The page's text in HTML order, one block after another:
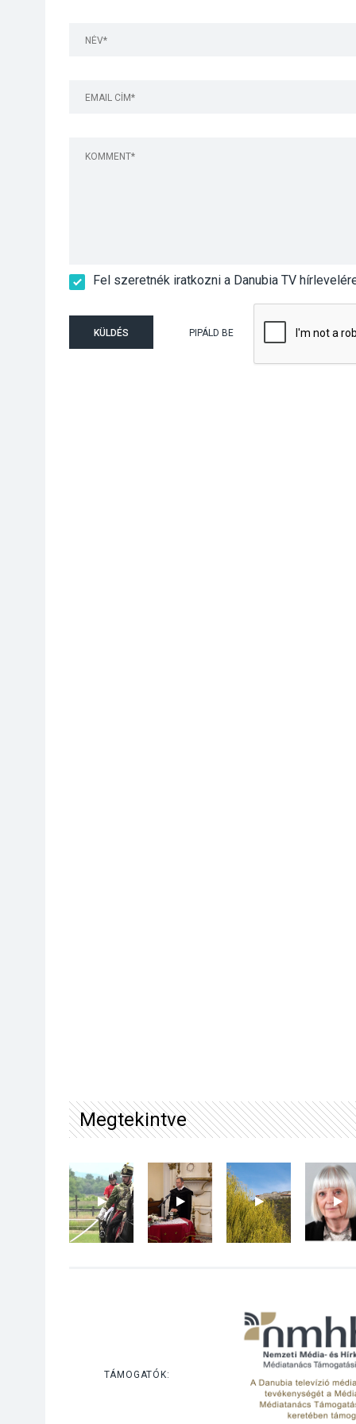
Fel szeretnék iratkozni a Danubia TV
KÜLDÉS PIPÁLD BE
Megtekintve
TÁMOGATÓK: